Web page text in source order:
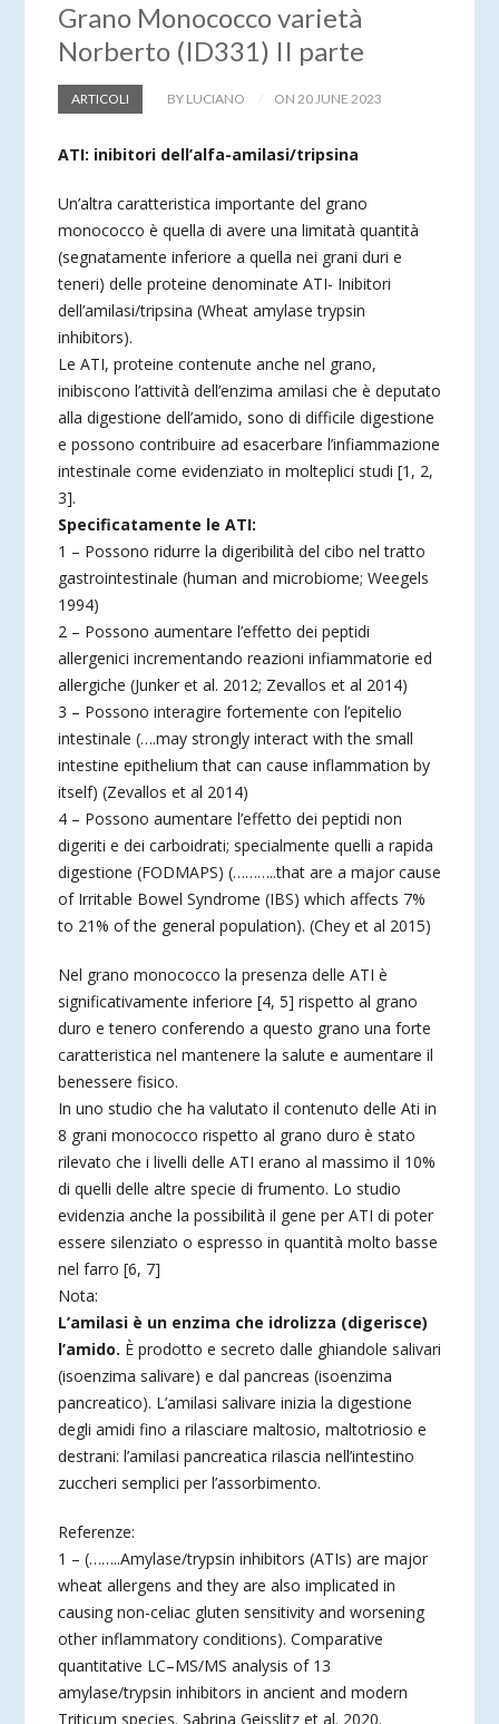
Grano Monococco varietà
Norberto (ID331) II parte
ARTICOLI BY LUCIANO ON 20 JUNE 2023
ATI: inibitori dell’alfa-amilasi/tripsina
Un’altra caratteristica importante del grano
monococco è quella di avere una limitatà quantità
(segnatamente inferiore a quella nei grani duri e
teneri) delle proteine denominate ATI- Inibitori
dell’amilasi/tripsina (Wheat amylase trypsin
inhibitors).
Le ATI, proteine contenute anche nel grano,
inibiscono l’attività dell’enzima amilasi che è deputato
alla digestione dell’amido, sono di difficile digestione
e possono contribuire ad esacerbare l’infiammazione
intestinale come evidenziato in molteplici studi [1, 2,
3].
Specificatamente le ATI:
1 – Possono ridurre la digeribilità del cibo nel tratto
gastrointestinale (human and microbiome; Weegels
1994)
2 – Possono aumentare l’effetto dei peptidi
allergenici incrementando reazioni infiammatorie ed
allergiche (Junker et al. 2012; Zevallos et al 2014)
3 – Possono interagire fortemente con l’epitelio
intestinale (….may strongly interact with the small
intestine epithelium that can cause inflammation by
itself) (Zevallos et al 2014)
4 – Possono aumentare l’effetto dei peptidi non
digeriti e dei carboidrati; specialmente quelli a rapida
digestione (FODMAPS) (………..that are a major cause
of Irritable Bowel Syndrome (IBS) which affects 7%
to 21% of the general population). (Chey et al 2015)
Nel grano monococco la presenza delle ATI è
significativamente inferiore [4, 5] rispetto al grano
duro e tenero conferendo a questo grano una forte
caratteristica nel mantenere la salute e aumentare il
benessere fisico.
In uno studio che ha valutato il contenuto delle Ati in
8 grani monococco rispetto al grano duro è stato
rilevato che i livelli delle ATI erano al massimo il 10%
di quelli delle altre specie di frumento. Lo studio
evidenzia anche la possibilità il gene per ATI di poter
essere silenziato o espresso in quantità molto basse
nel farro [6, 7]
Nota:
L’amilasi è un enzima che idrolizza (digerisce)
l’amido. È prodotto e secreto dalle ghiandole salivari
(isoenzima salivare) e dal pancreas (isoenzima
pancreatico). L’amilasi salivare inizia la digestione
degli amidi fino a rilasciare maltosio, maltotriosio e
destrani: l’amilasi pancreatica rilascia nell’intestino
zuccheri semplici per l’assorbimento.
Referenze:
1 – (……..Amylase/trypsin inhibitors (ATIs) are major
wheat allergens and they are also implicated in
causing non-celiac gluten sensitivity and worsening
other inflammatory conditions). Comparative
quantitative LC–MS/MS analysis of 13
amylase/trypsin inhibitors in ancient and modern
Triticum species. Sabrina Geisslitz et al. 2020.